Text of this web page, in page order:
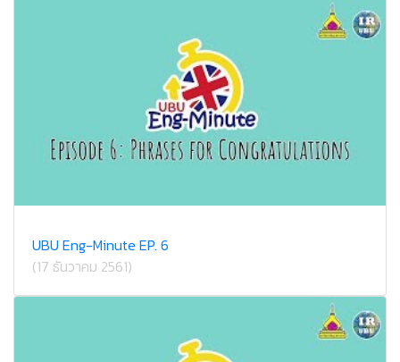
UBU Eng-Minute EP. 6
(17 ธันวาคม 2561)